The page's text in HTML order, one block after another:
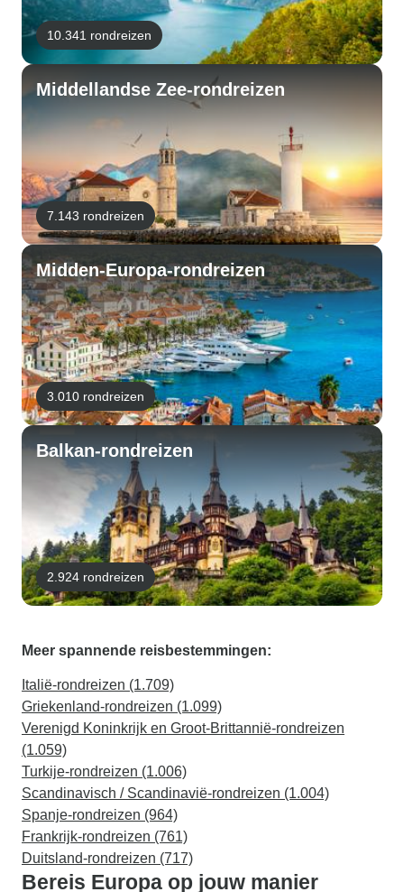
10.341 rondreizen
Middellandse Zee-rondreizen
7.143 rondreizen
Midden-Europa-rondreizen
3.010 rondreizen
Balkan-rondreizen
2.924 rondreizen
Meer spannende reisbestemmingen:
Italië-rondreizen (1.709)
Griekenland-rondreizen (1.099)
Verenigd Koninkrijk en Groot-Brittannië-rondreizen
(1.059)
Turkije-rondreizen (1.006)
Scandinavisch / Scandinavië-rondreizen (1.004)
Spanje-rondreizen (964)
Frankrijk-rondreizen (761)
Duitsland-rondreizen (717)
Bereis Europa op jouw manier